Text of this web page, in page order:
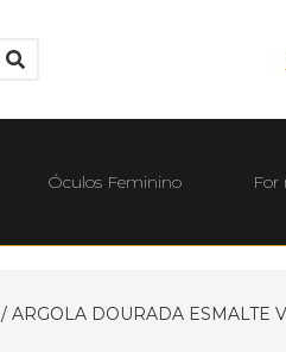
Óculos Feminino For
/ ARGOLA DOURADA ESMALTE